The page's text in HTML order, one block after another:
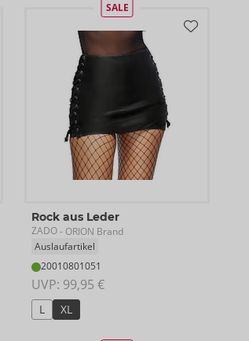
SALE
Rock aus Leder
ZADO- ORION Brand
Auslaufartikel
20010801051
UVP: 99,95 €
L XL